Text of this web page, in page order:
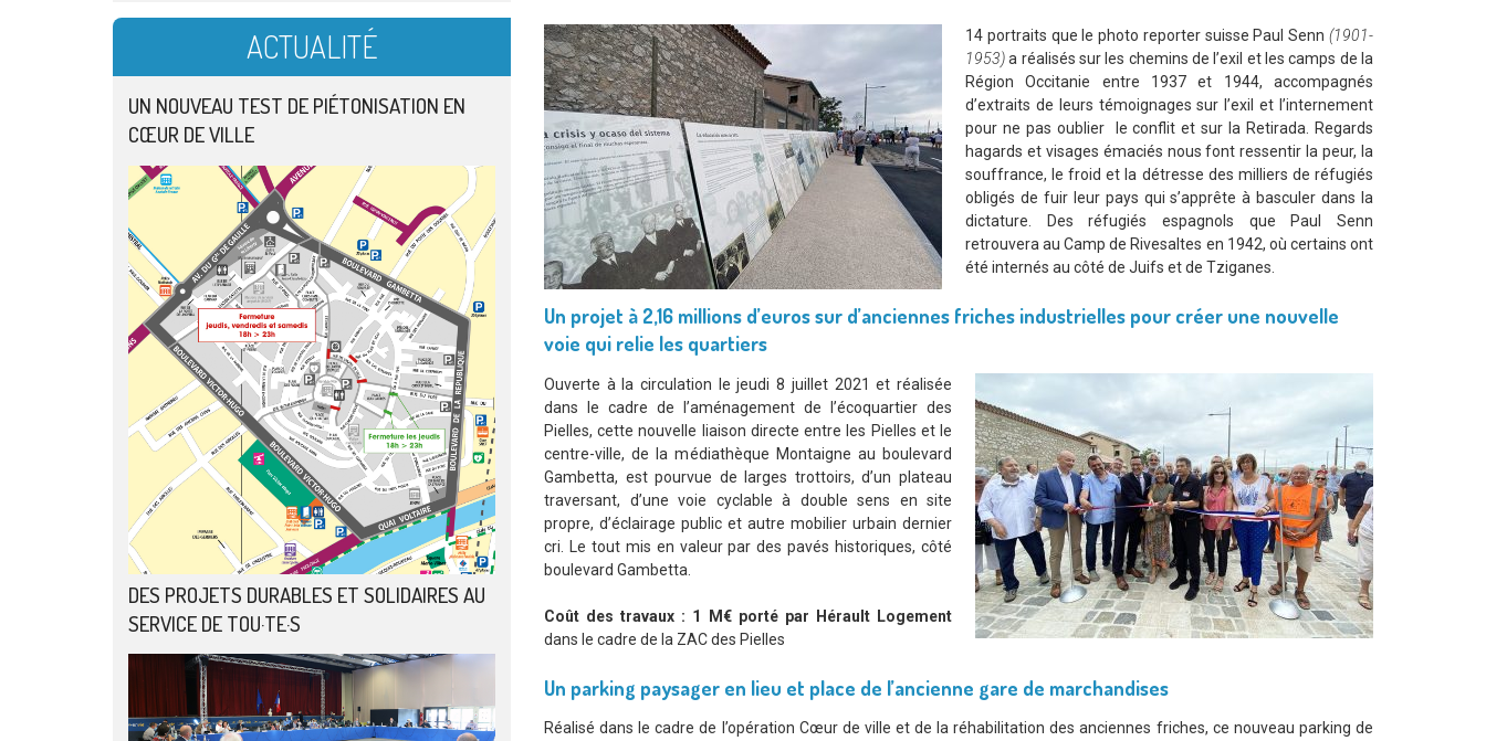
14 portraits que le photo reporter suisse Paul Senn (1901-
1953)a réalisés sur les chemins de l’exil et les camps de la
Région Occitanie entre 1937 et 1944, accompagnés
d’extraits de leurs témoignages sur l’exil et l’internement
pour ne pas oublier le conflit et sur la Retirada. Regards
hagards et visages émaciés nous font ressentir la peur, la
souffrance, le froid et la détresse des milliers de réfugiés
obligés de fuir leur pays qui s’apprête à basculer dans la
dictature. Des réfugiés espagnols que Paul Senn
retrouvera au Camp de Rivesaltes en 1942, où certains ont
été internés au côté de Juifs et de Tziganes.
Un projet à 2,16 millions d’euros sur d’anciennes friches industrielles pour créer une nouvelle
voie qui relie les quartiers
Ouverte à la circulation le jeudi 8 juillet 2021 et réalisée
dans le cadre de l’aménagement de l’écoquartier des
Pielles, cette nouvelle liaison directe entre les Pielles et le
centre-ville, de la médiathèque Montaigne au boulevard
Gambetta, est pourvue de larges trottoirs, d’un plateau
traversant, d’une voie cyclable à double sens en site
propre, d’éclairage public et autre mobilier urbain dernier
cri. Le tout mis en valeur par des pavés historiques, côté
boulevard Gambetta.
Coût des travaux : 1 M€ porté par Hérault Logement
dans le cadre de la ZAC des Pielles
Un parking paysager en lieu et place de l’ancienne gare de marchandises
Réalisé dans le cadre de l’opération Cœur de ville et de la réhabilitation des anciennes friches, ce nouveau parking de
ACTUALITÉ
UN NOUVEAU TEST DE PIÉTONISATION EN
CŒUR DE VILLE
DES PROJETS DURABLES ET SOLIDAIRES AU
SERVICE DE TOU·TE·S